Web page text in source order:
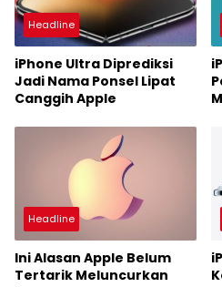
Headline
iPhone Ultra Diprediksi
Jadi Nama Ponsel Lipat
Canggih Apple
Headline
Ini Alasan Apple Belum
Tertarik Meluncurkan